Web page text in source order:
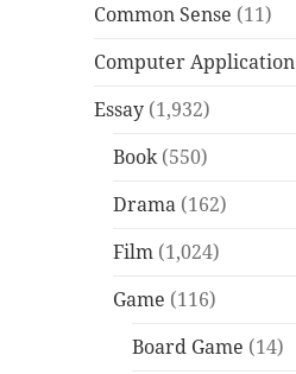
Common Sense (11)
Computer Application
Essay (1,932)
Book(550)
Drama (162)
Film (1,024)
Game (116)
Board Game (14)